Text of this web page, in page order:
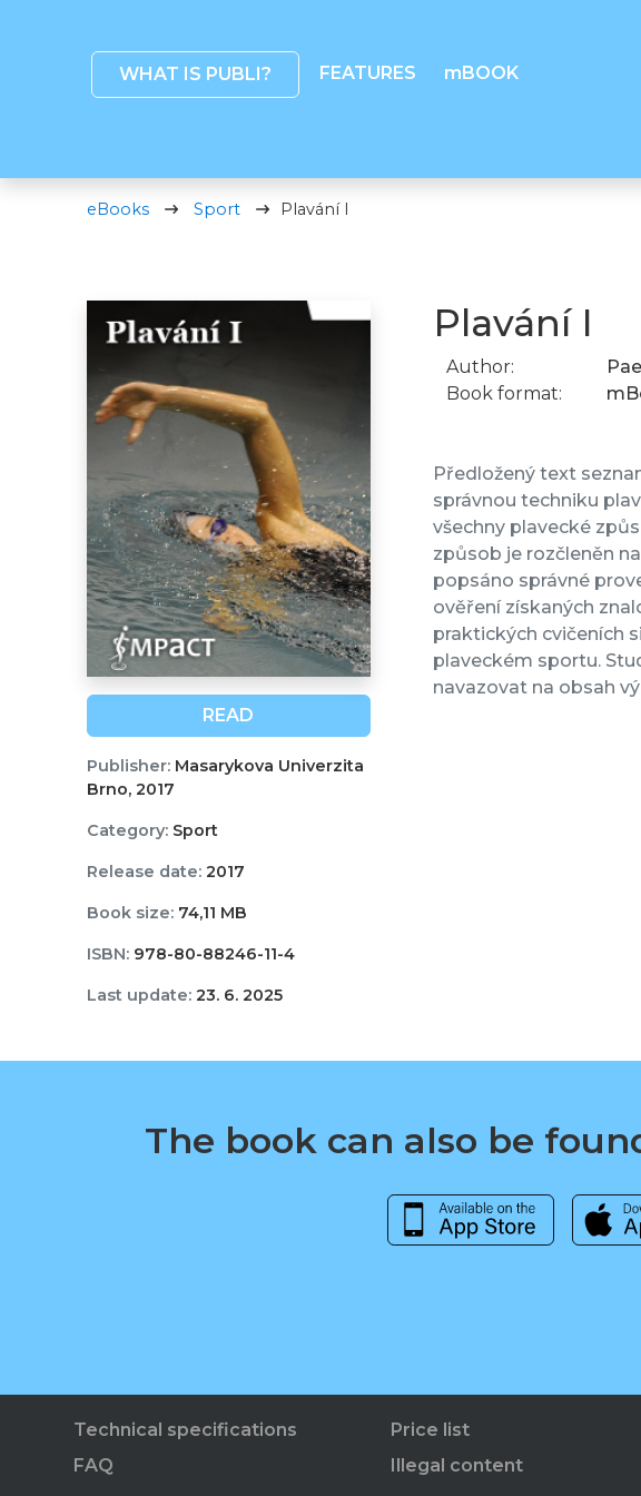
WHAT IS PUBLI? FEATURES mBOOK
eBooks Sport Plavání I
READ
Publisher:Masarykova Univerzita
Brno, 2017
Category:Sport
Release date:2017
Book size:74,11 MB
ISBN:978-80-88246-11-4
Last update:23. 6. 2025
Plavání I
Author:
Book format:
Předložený text
správnou techniku
všechny plavecké
způsob je rozčleněn
popsáno správné
ověření získaných
praktických cvičeních
plaveckém sportu.
navazovat na obsah
The book can also be
Technical specifications
FAQ
Price list
Illegal content